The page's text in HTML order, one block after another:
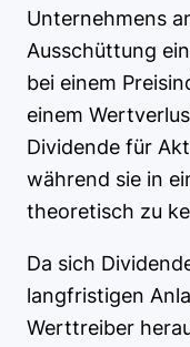
Unternehmens
Ausschüttung
bei einem
einem
Dividende für
während sie in
theoretisch zu
Da sich
langfristigen
Werttreiber